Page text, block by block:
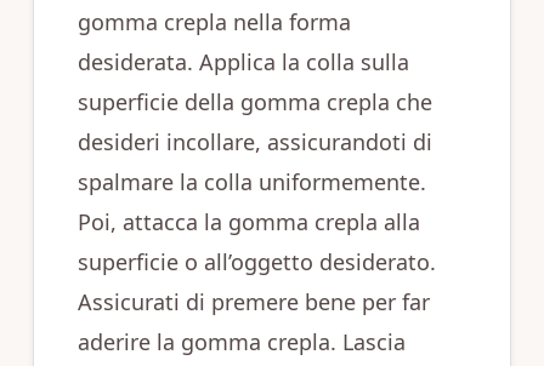
gomma crepla nella forma
desiderata. Applica la colla sulla
superficie della gomma crepla che
desideri incollare, assicurandoti di
spalmare la colla uniformemente.
Poi, attacca la gomma crepla alla
superficie o all’oggetto desiderato.
Assicurati di premere bene per far
aderire la gomma crepla. Lascia